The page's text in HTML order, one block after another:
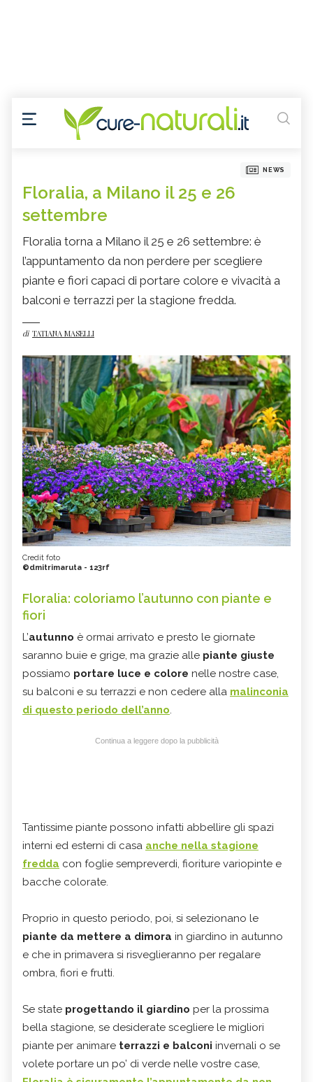
NEWS
Floralia, a Milano il 25 e 26
settembre
Floralia torna a Milano il 25 e 26 settembre: è
l’appuntamento da non perdere per scegliere
piante e fiori capaci di portare colore e vivacità a
balconi e terrazzi per la stagione fredda.
di TATIANA MASELLI
Credit foto
©dmitrimaruta - 123rf
Floralia: coloriamo l’autunno con piante e
fiori
L’autunno è ormai arrivato e presto le giornate
saranno buie e grige, ma grazie alle piante giuste
possiamo portare luce e colore nelle nostre case,
su balconi e su terrazzi e non cedere alla malinconia
di questo periodo dell’anno.
Continua a leggere dopo la pubblicità
Tantissime piante possono infatti abbellire gli spazi
interni ed esterni di casa anche nella stagione
fredda con foglie sempreverdi, fioriture variopinte e
bacche colorate.
Proprio in questo periodo, poi, si selezionano le
piante da mettere a dimora in giardino in autunno
e che in primavera si risveglieranno per regalare
ombra, fiori e frutti.
Se state progettando il giardino per la prossima
bella stagione, se desiderate scegliere le migliori
piante per animare terrazzi e balconi invernali o se
volete portare un po’ di verde nelle vostre case,